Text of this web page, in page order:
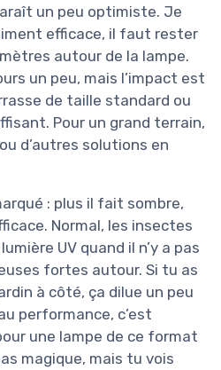
un peu optimiste. Je
efficace, il faut rester
autour de la lampe.
un peu, mais l’impact est
de taille standard ou
Pour un grand terrain,
d’autres solutions en
: plus il fait sombre,
Normal, les insectes
UV quand il n’y a pas
fortes autour. Si tu as
à côté, ça dilue un peu
performance, c’est
une lampe de ce format
magique, mais tu vois